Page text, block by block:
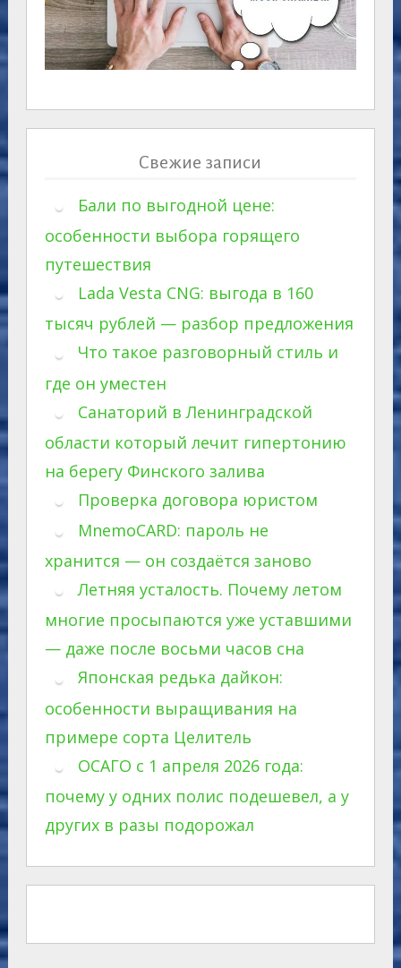
Свежие записи
Бали по выгодной цене:
особенности выбора горящего
путешествия
Lada Vesta CNG: выгода в 160
тысяч рублей — разбор предложения
Что такое разговорный стиль и
где он уместен
Санаторий в Ленинградской
области который лечит гипертонию
на берегу Финского залива
Проверка договора юристом
MnemoCARD: пароль не
хранится — он создаётся заново
Летняя усталость. Почему летом
многие просыпаются уже уставшими
— даже после восьми часов сна
Японская редька дайкон:
особенности выращивания на
примере сорта Целитель
ОСАГО с 1 апреля 2026 года:
почему у одних полис подешевел, а у
других в разы подорожал